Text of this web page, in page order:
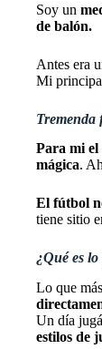
Soy un
de balón.
Antes era
Mi
Tremenda
Para mi el
mágica.
El fútbol
tiene sitio
¿Qué es
Lo que
Un día
estilos de